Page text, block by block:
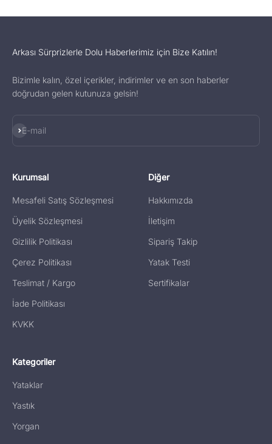
Arkası Sürprizlerle Dolu Haberlerimiz için Bize Katılın!
Bizimle kalın, özel içerikler, indirimler ve en son haberler
doğrudan gelen kutunuza gelsin!
E-mail
Subscribe
Kurumsal
Mesafeli Satış Sözleşmesi
Üyelik Sözleşmesi
Gizlilik Politikası
Çerez Politikası
Teslimat / Kargo
İade Politikası
KVKK
Diğer
Hakkımızda
İletişim
Sipariş Takip
Yatak Testi
Sertifikalar
Kategoriler
Yataklar
Yastık
Yorgan